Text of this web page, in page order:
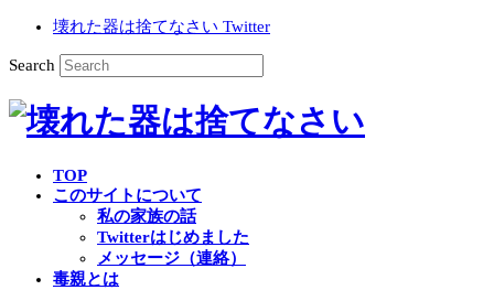
壊れた器は捨てなさい Twitter
Search
TOP
このサイトについて
私の家族の話
Twitterはじめました
メッセージ（連絡）
毒親とは